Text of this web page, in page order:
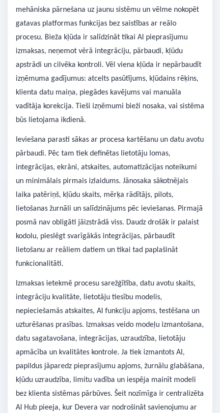
mehāniska pārnešana uz jaunu sistēmu un vēlme nokopēt
gatavas platformas funkcijas bez saistības ar reālo
procesu. Bieža kļūda ir salīdzināt tikai AI pieprasījumu
izmaksas, neņemot vērā integrāciju, pārbaudi, kļūdu
apstrādi un cilvēka kontroli. Vēl viena kļūda ir nepārbaudīt
izņēmuma gadījumus: atcelts pasūtījums, kļūdains rēķins,
klienta datu maiņa, piegādes kavējums vai manuāla
vadītāja korekcija. Tieši izņēmumi bieži nosaka, vai sistēma
būs lietojama ikdienā.
Ieviešana parasti sākas ar procesa kartēšanu un datu avotu
pārbaudi. Pēc tam tiek definētas lietotāju lomas,
integrācijas, ekrāni, atskaites, automatizācijas noteikumi
un minimālais pirmais izlaidums. Jānosaka sākotnējais
laika patēriņš, kļūdu skaits, mērķa rādītājs, pilots,
lietošanas žurnāli un salīdzinājums pēc ieviešanas. Pirmajā
posmā nav obligāti jāizstrādā viss. Daudz drošāk ir palaist
kodolu, pieslēgt svarīgākās integrācijas, pārbaudīt
lietošanu ar reāliem datiem un tikai tad paplašināt
funkcionalitāti.
Izmaksas ietekmē procesu sarežģītība, datu avotu skaits,
integrāciju kvalitāte, lietotāju tiesību modelis,
nepieciešamās atskaites, AI funkciju apjoms, testēšana un
uzturēšanas prasības. Izmaksas veido modeļu izmantošana,
datu sagatavošana, integrācijas, uzraudzība, lietotāju
apmācība un kvalitātes kontrole. Ja tiek izmantots AI,
papildus jāparedz pieprasījumu apjoms, žurnālu glabāšana,
kļūdu uzraudzība, limitu vadība un iespēja mainīt modeli
bez klienta sistēmas pārbūves. Šeit nozīmīga ir centralizēta
AI Hub pieeja, kur Devera var nodrošināt savienojumu ar